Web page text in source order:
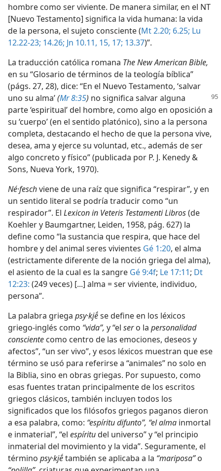
hombre como ser viviente. De manera similar, en el NT
[Nuevo Testamento] significa la vida humana: la vida
de la persona, el sujeto consciente (Mt 2.20; 6.25; Lu
12.22-23; 14.26; Jn 10.11, 15, 17; 13.37)”.
La traducción católica romana The New American Bible,
en su “Glosario de términos de la teología bíblica”
(págs. 27, 28), dice: “En el Nuevo Testamento, ‘salvar
uno su alma’(Mr 8:35) no significa salvar alguna
parte ‘espiritual’ del hombre, como algo en oposición a
su ‘cuerpo’ (en el sentido platónico), sino a la persona
completa, destacando el hecho de que la persona vive,
desea, ama y ejerce su voluntad, etc., además de ser
algo concreto y físico” (publicada por P. J. Kenedy &
Sons, Nueva York, 1970).
Né·feschviene de una raíz que significa “respirar”, y en
un sentido literal se podría traducir como “un
respirador”. El Lexicon in Veteris Testamenti Libros(de
Koehler y Baumgartner, Leiden, 1958, pág. 627) la
define como “la sustancia que respira, que hace del
hombre y del animal seres vivientes Gé 1:20, el alma
(estrictamente diferente de la noción griega del alma),
el asiento de la cual es la sangre Gé 9:4f; Le 17:11; Dt
12:23: (249 veces) [...] alma = ser viviente, individuo,
persona”.
La palabra griega psy·kjḗse define en los léxicos
griego-inglés como “vida”, y “el sero la personalidad
consciente como centro de las emociones, deseos y
afectos”, “un ser vivo”, y esos léxicos muestran que ese
término se usó para referirse a “animales” no solo en
la Biblia, sino en obras griegas. Por supuesto, como
esas fuentes tratan principalmente de los escritos
griegos clásicos, también incluyen todos los
significados que los filósofos griegos paganos dieron
a esa palabra, como: “espíritu difunto”, “el alma inmortal
e inmaterial”, “el espíritudel universo” y “el principio
inmaterial del movimiento y la vida”. Seguramente, el
término psy·kjḗtambién se aplicaba a la “mariposa”o